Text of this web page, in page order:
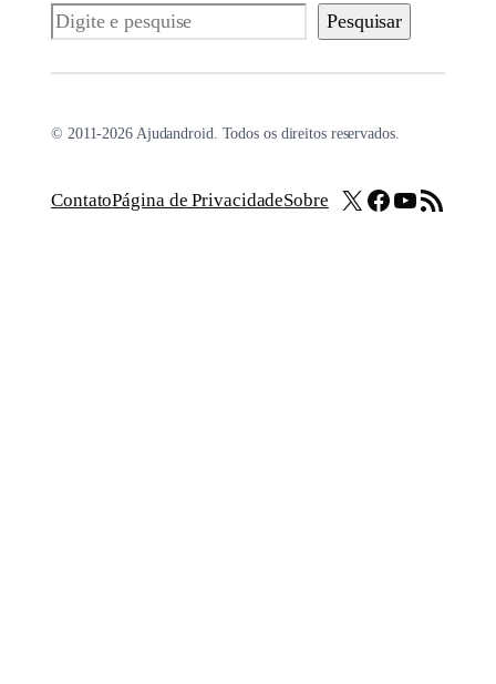
Pesquisar Pesquisar
© 2011-2026 Ajudandroid. Todos os direitos reservados.
ContatoPágina de PrivacidadeSobre X Facebook
Youtube
Feed RSS